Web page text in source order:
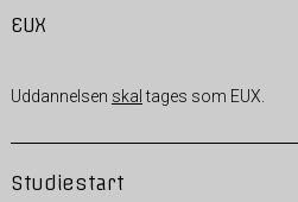
EUX
Uddannelsen skaltages som EUX.
Studiestart